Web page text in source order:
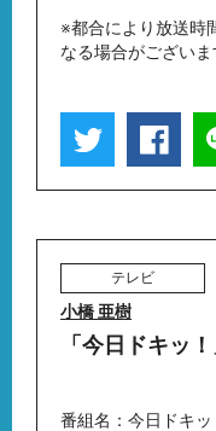
※都合により放送時
なる場合がございま
テレビ
小橋 亜樹
「今日ドキッ！
番組名：今日ドキッ